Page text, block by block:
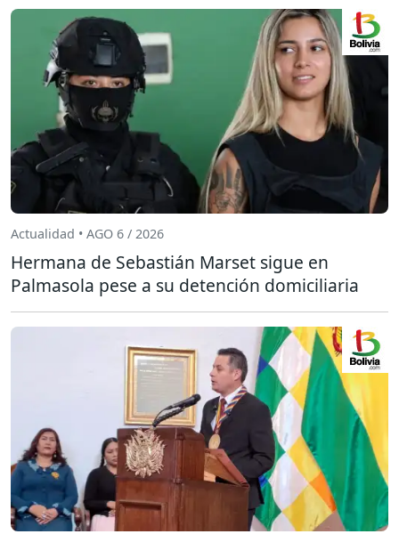
Actualidad • AGO 6 / 2026
Hermana de Sebastián Marset sigue en
Palmasola pese a su detención domiciliaria